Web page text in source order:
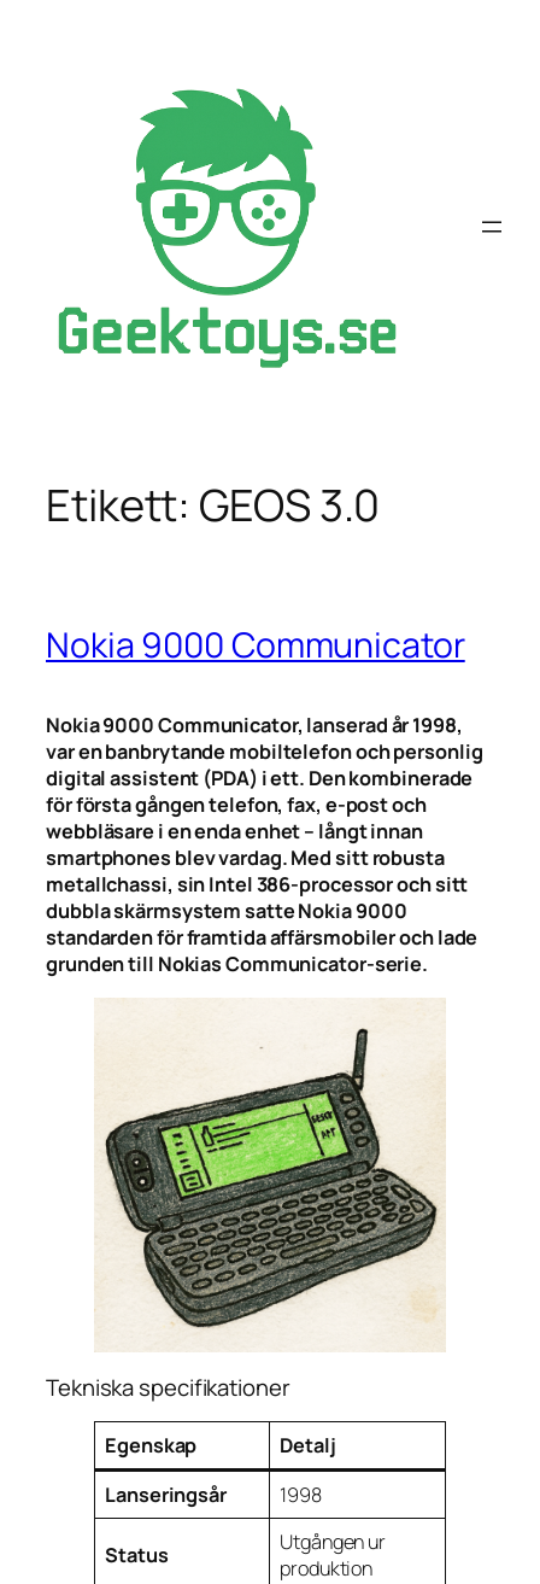
Etikett: GEOS 3.0
Nokia 9000 Communicator
Nokia 9000 Communicator, lanserad år 1998,
var en banbrytande mobiltelefon och personlig
digital assistent (PDA) i ett. Den kombinerade
för första gången telefon, fax, e-post och
webbläsare i en enda enhet – långt innan
smartphones blev vardag. Med sitt robusta
metallchassi, sin Intel 386-processor och sitt
dubbla skärmsystem satte Nokia 9000
standarden för framtida affärsmobiler och lade
grunden till Nokias Communicator-serie.
Tekniska specifikationer
Egenskap
Detalj
Lanseringsår
1998
Status
Utgången ur
produktion